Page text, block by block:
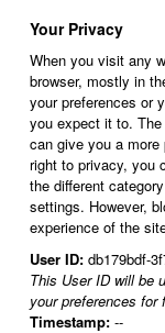
Your Privacy
When you visit any
browser, mostly in
your preferences or
you expect it to.
can give you a
right to privacy, you
the different
settings. However,
experience of the
User ID: db179bdf-
This User ID will be
your preferences for
Timestamp: --